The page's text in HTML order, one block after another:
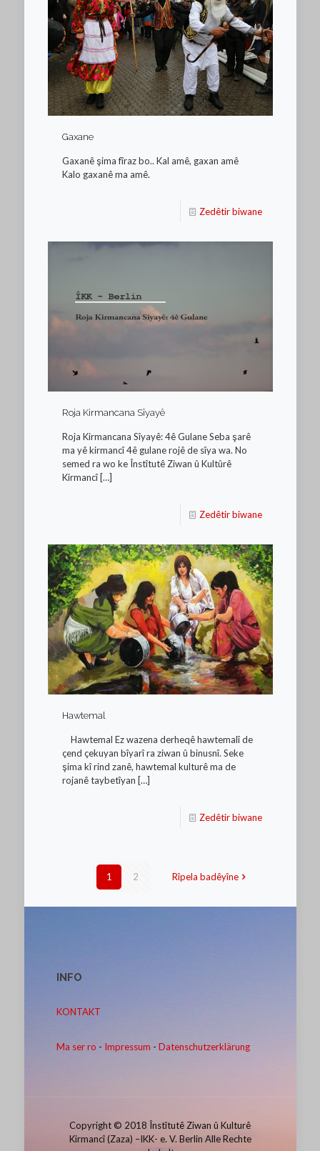
Gaxane
Gaxanê şima fîraz bo.. Kal amê, gaxan amê
Kalo gaxanê ma amê.
Zedêtir biwane
Roja Kirmancana Sîyayê
Roja Kirmancana Sîyayê: 4ê Gulane Seba şarê
ma yê kirmancî 4ê gulane rojê de sîya wa. No
semed ra wo ke Înstîtutê Ziwan û Kultûrê
Kirmancî[…]
Zedêtir biwane
Hawtemal
Hawtemal Ez wazena derheqê hawtemalî de
çend çekuyan bîyarî ra ziwan û binusnî. Seke
şima kî rind zanê, hawtemal kulturê ma de
rojanê taybetîyan […]
Zedêtir biwane
1 2 Rîpela badêyîne
INFO
KONTAKT
Ma ser ro - Impressum - Datenschutzerklärung
Copyright © 2018 Înstîtutê Ziwan û Kulturê
Kirmancî (Zaza) –IKK- e. V. Berlin Alle Rechte